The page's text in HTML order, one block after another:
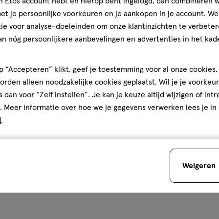
Biodermal
zomerassortiment bij
Zóóóveel
je persoonlijke voorkeuren en je aankopen in je account.
voor analyse-doeleinden om onze klantinzichten te
nóg persoonlijkere aanbevelingen en advertenties in het
“Accepteren” klikt, geef je toestemming voor al onze cookies.
alleen noodzakelijke cookies geplaatst. Wil je je
dan voor “Zelf instellen”. Je kan je keuze altijd wijzigen of
. Meer informatie over hoe we je gegevens verwerken lees je in
.
Weigeren